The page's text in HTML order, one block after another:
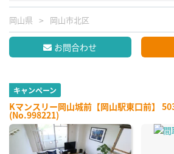
岡山県 岡山市北区
お問合わせ
キャンペーン
Kマンスリー岡山城前【岡山駅東口前】
(No.998221)